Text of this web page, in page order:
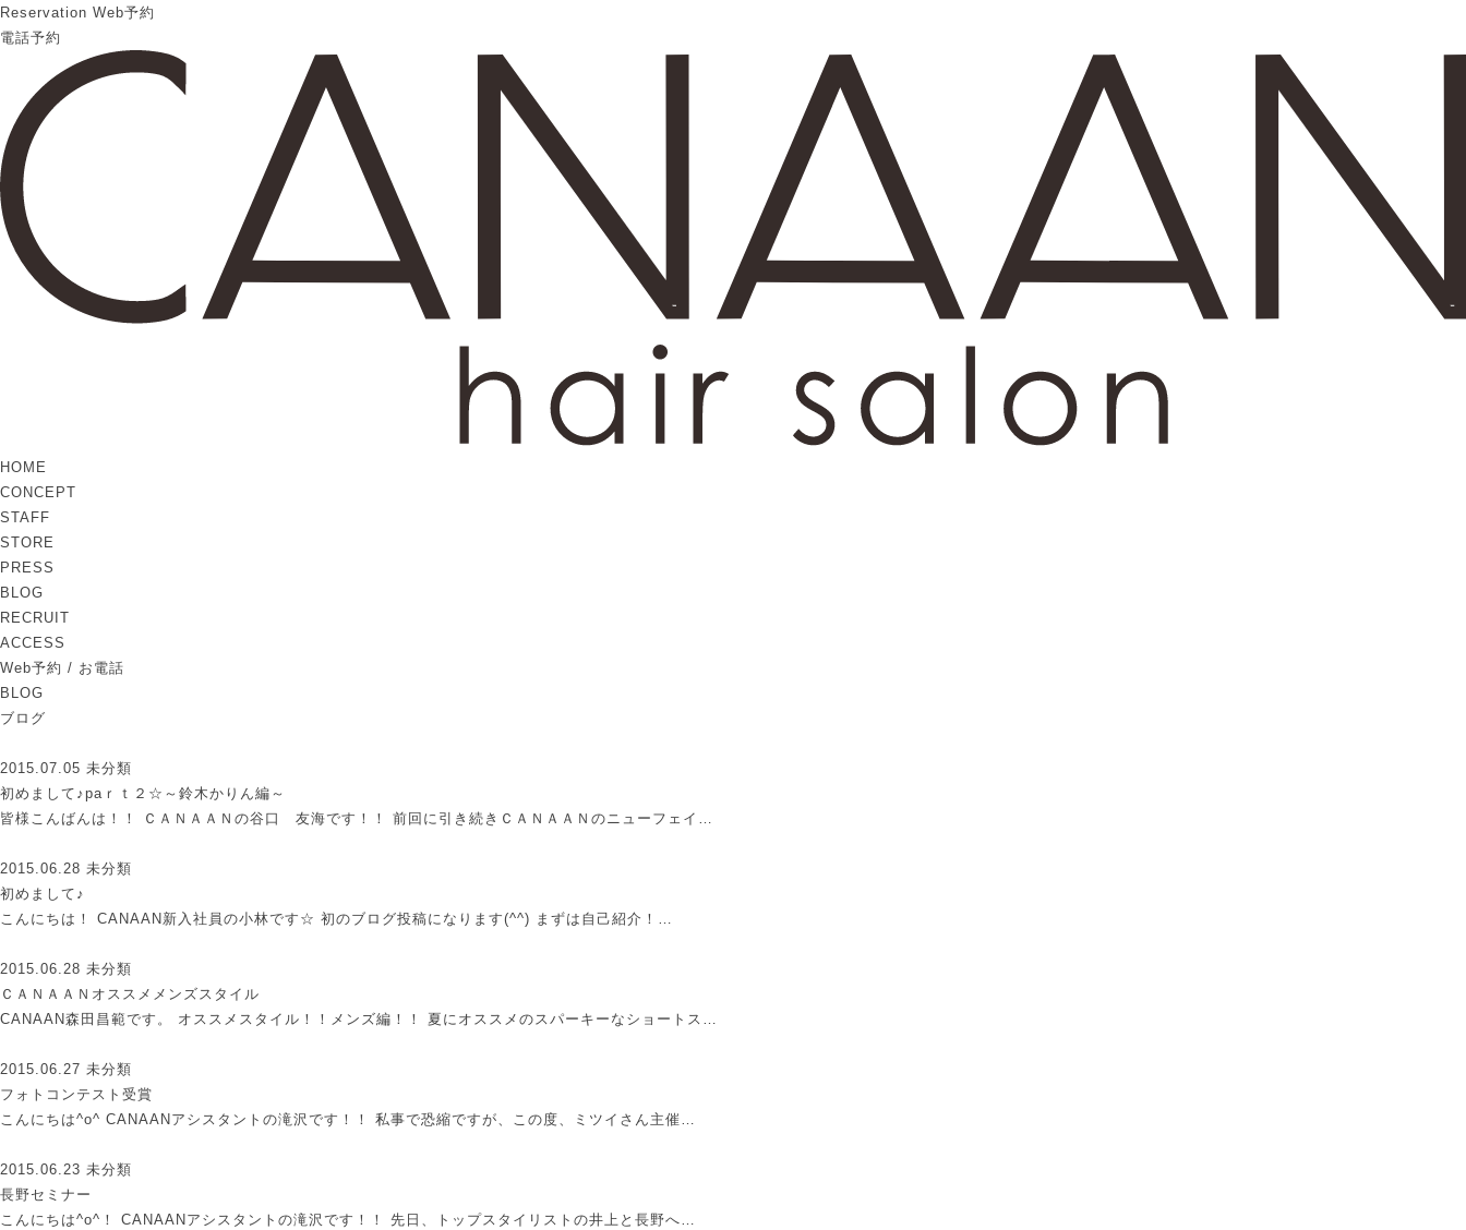
Reservation Web予約
電話予約
HOME
CONCEPT
STAFF
STORE
PRESS
BLOG
RECRUIT
ACCESS
Web予約 / お電話
BLOG
ブログ
2015.07.05 未分類
初めまして♪paｒｔ２☆～鈴木かりん編～
皆様こんばんは！！ ＣＡＮＡＡＮの谷口 友海です！！ 前回に引き続きＣＡＮＡＡＮのニューフェイ…
2015.06.28 未分類
初めまして♪
こんにちは！ CANAAN新入社員の小林です☆ 初のブログ投稿になります(^^) まずは自己紹介！…
2015.06.28 未分類
ＣＡＮＡＡＮオススメメンズスタイル
CANAAN森田昌範です。 オススメスタイル！！メンズ編！！ 夏にオススメのスパーキーなショートス…
2015.06.27 未分類
フォトコンテスト受賞
こんにちは^o^ CANAANアシスタントの滝沢です！！ 私事で恐縮ですが、この度、ミツイさん主催…
2015.06.23 未分類
長野セミナー
こんにちは^o^！ CANAANアシスタントの滝沢です！！ 先日、トップスタイリストの井上と長野へ…